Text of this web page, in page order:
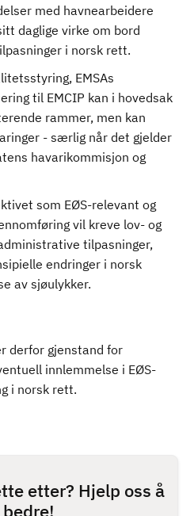
med havnearbeidere
daglige virke om bord
i norsk rett.
EMSAs
til EMCIP kan i hovedsak
rammer, men kan
- særlig når det gjelder
havarikommisjon og
som EØS-relevant og
vil kreve lov- og
tilpasninger,
endringer i norsk
av sjøulykker.
derfor gjenstand for
innlemmelse i EØS-
i norsk rett.
etter? Hjelp oss å